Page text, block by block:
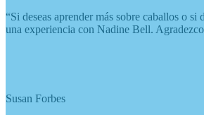
“Si deseas aprender más sobre caballos o
una experiencia con Nadine Bell.
Susan Forbes